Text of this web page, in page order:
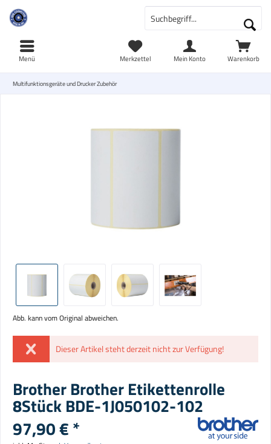
Warenkorb
Merkzettel Mein Konto
Menü
Multifunktionsgeräte und Drucker Zubehör
Abb. kann vom Original abweichen.
Dieser Artikel steht derzeit nicht zur Verfügung!
Brother Brother Etikettenrolle
8Stück BDE-1J050102-102
97,90 € *